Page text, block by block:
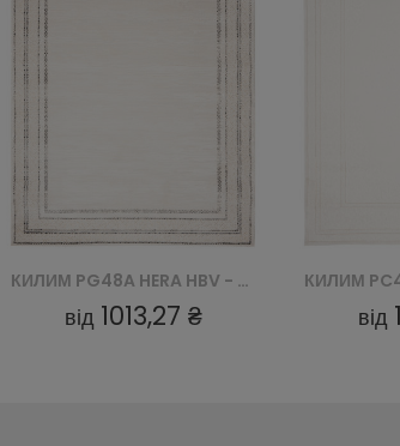
КИЛИМ PC45A HERA GZU - BIAŁY
від 1013,27 ₴ від